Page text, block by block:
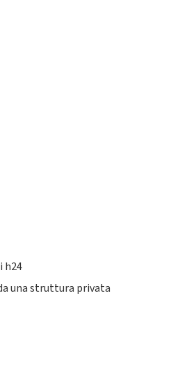
h24
una struttura privata